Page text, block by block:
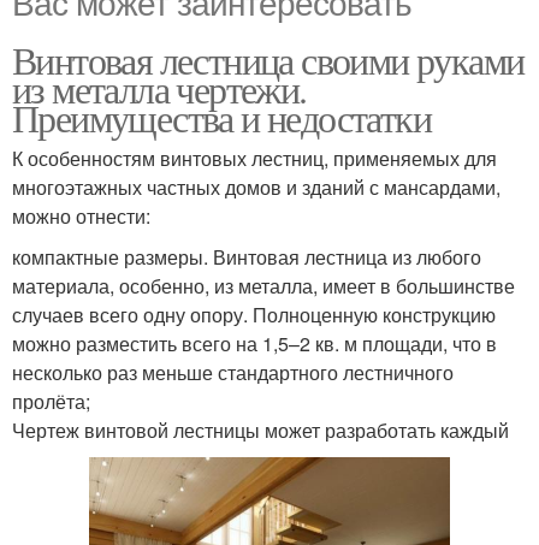
Винтовая лестница своими руками
из металла чертежи.
Преимущества и недостатки
К особенностям винтовых лестниц, применяемых для
многоэтажных частных домов и зданий с мансардами,
можно отнести:
компактные размеры. Винтовая лестница из любого
материала, особенно, из металла, имеет в большинстве
случаев всего одну опору. Полноценную конструкцию
можно разместить всего на 1,5–2 кв. м площади, что в
несколько раз меньше стандартного лестничного
пролёта;
Чертеж винтовой лестницы может разработать каждый